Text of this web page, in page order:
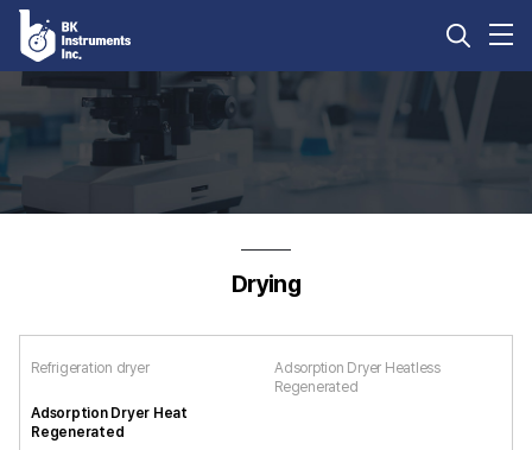
SpinBar
Software
KnowitAll
perClass
Mira
Environment
Products
Measurement
Service
Science
분석카트리지
Accessory
Drying
Refrigeration dryer
Adsorption Dryer Heatless
Regenerated
Adsorption Dryer Heat
Regenerated